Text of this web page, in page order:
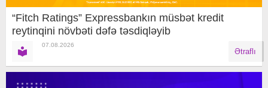
“Fitch Ratings” Expressbankın müsbət kredit
reytinqini növbəti dəfə təsdiqləyib
07.08.2026
Ətraflı